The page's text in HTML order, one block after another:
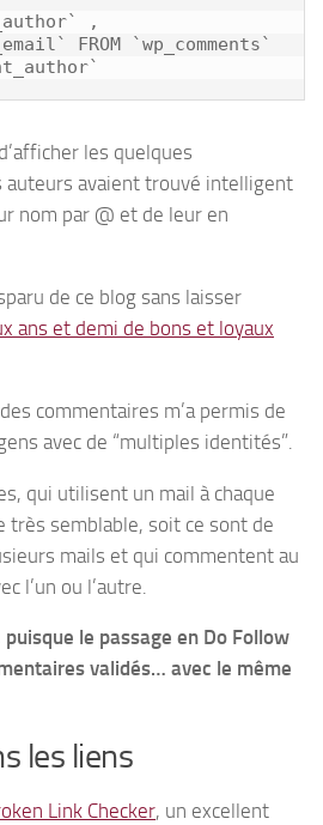
,
FROM `wp_comments`
les quelques
auteurs avaient trouvé intelligent
nom par @ et de leur en
de ce blog sans laisser
ans et demi de bons et loyaux
commentaires m’a permis de
avec de “multiples identités”.
qui utilisent un mail à chaque
très semblable, soit ce sont de
mails et qui commentent au
l’un ou l’autre.
puisque le passage en Do Follow
validés… avec le même
les liens
Link Checker, un excellent